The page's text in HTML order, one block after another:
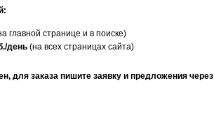
главной странице и в поиске)
день(на всех страницах сайта)
для заказа пишите заявку и предложения через